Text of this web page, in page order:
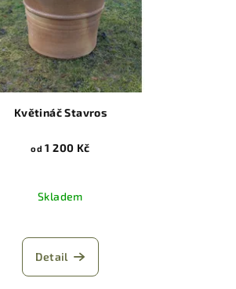
Květináč Stavros
od 1 200 Kč
Skladem
Detail